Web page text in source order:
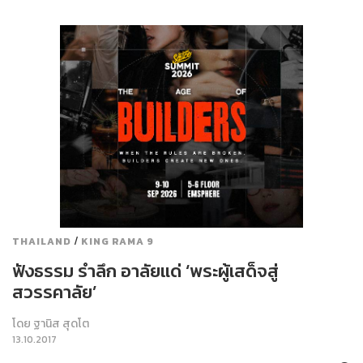
THAILAND / KING RAMA 9
ฟังธรรม รำลึก อาลัยแด่ ‘พระผู้เสด็จสู่
สวรรคาลัย’
โดย ฐานิส สุดโต
13.10.2017